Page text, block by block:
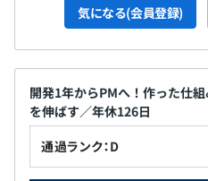
気になる(会員登録)
開発1年からPMへ！作った仕
を伸ばす／年休126日
通過ランク：D